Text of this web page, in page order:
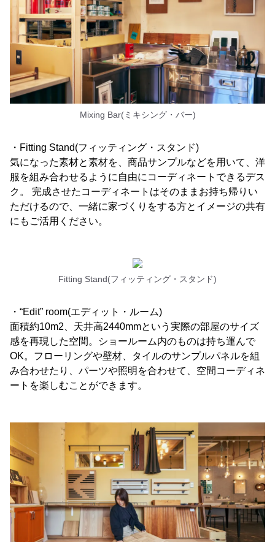
Mixing Bar(ミキシング・バー)
・Fitting Stand(フィッティング・スタンド)
気になった素材と素材を、商品サンプルなどを用いて、洋
服を組み合わせるように自由にコーディネートできるデス
ク。 完成させたコーディネートはそのままお持ち帰りい
ただけるので、一緒に家づくりをする方とイメージの共有
にもご活用ください。
Fitting Stand(フィッティング・スタンド)
・“Edit” room(エディット・ルーム)
面積約10m2、天井高2440mmという実際の部屋のサイズ
感を再現した空間。ショールーム内のものは持ち運んで
OK。フローリングや壁材、タイルのサンプルパネルを組
み合わせたり、パーツや照明を合わせて、空間コーディネ
ートを楽しむことができます。